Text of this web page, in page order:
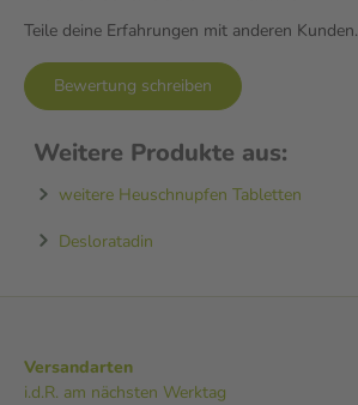
Teile deine Erfahrungen mit anderen Kunden.
Bewertung schreiben
Weitere Produkte aus:
weitere Heuschnupfen Tabletten
Desloratadin
Versandarten
i.d.R. am nächsten Werktag